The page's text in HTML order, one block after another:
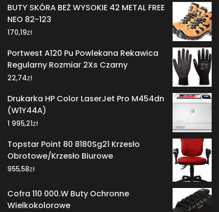
BUTY SKÓRA BEŻ WYSOKIE 42 METAL FREE
NEO 82-123
170,19zł
Portwest A120 Pu Powlekana Rekawica
Regularny Rozmiar 2Xs Czarny
22,74zł
Drukarka HP Color LaserJet Pro M454dn
(W1Y44A)
1 995,21zł
Topstar Point 80 8180Sg21 Krzesło
Obrotowe/Krzesło Biurowe
955,58zł
Cofra 110 000.W Buty Ochronne
Wielkokolorowe